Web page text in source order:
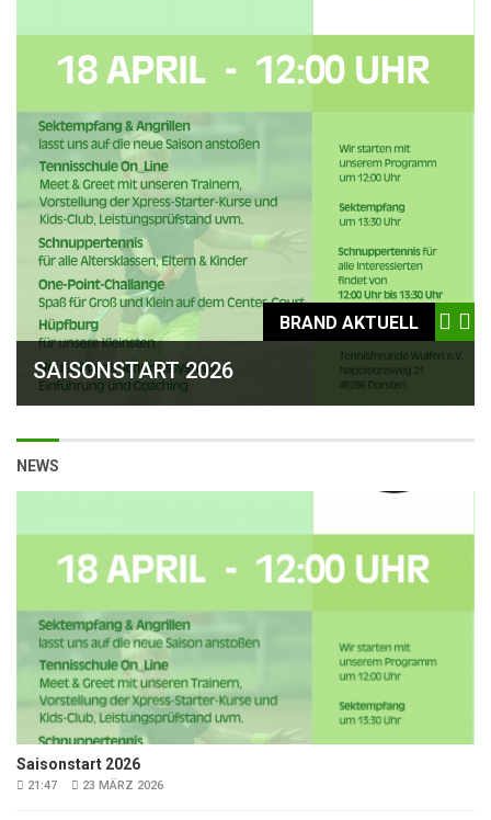
BRAND AKTUELL
SAISONSTART 2026
BRAND AKTUELL
BRAND AKTUELL
2. FUSSBALL-TENNIS-TURNIER
NEWS
Saisonstart 2026
21:47 23 MÄRZ 2026